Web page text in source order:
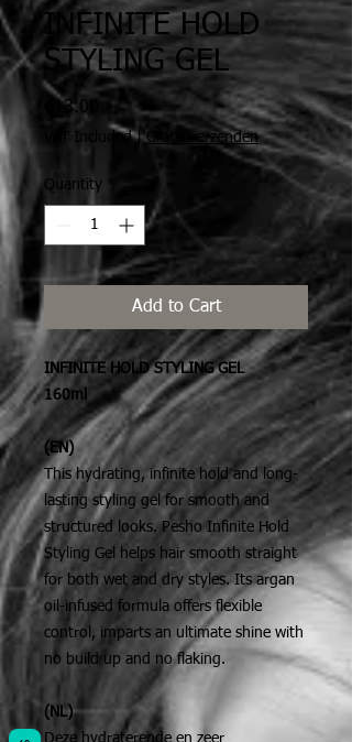
INFINITE HOLD
STYLING GEL
€13.00 Price
VAT Included|Gratis verzenden
Quantity
Add to Cart
INFINITE HOLD STYLING GEL
160ml
(EN)
This hydrating, infinite hold and long-
lasting styling gel for smooth and
structured looks. Pesho Infinite Hold
Styling Gel helps hair smooth straight
for both wet and dry styles. Its argan
oil-infused formula offers flexible
control, imparts an ultimate shine with
no build up and no flaking.
(NL)
Deze hydraterende en zeer